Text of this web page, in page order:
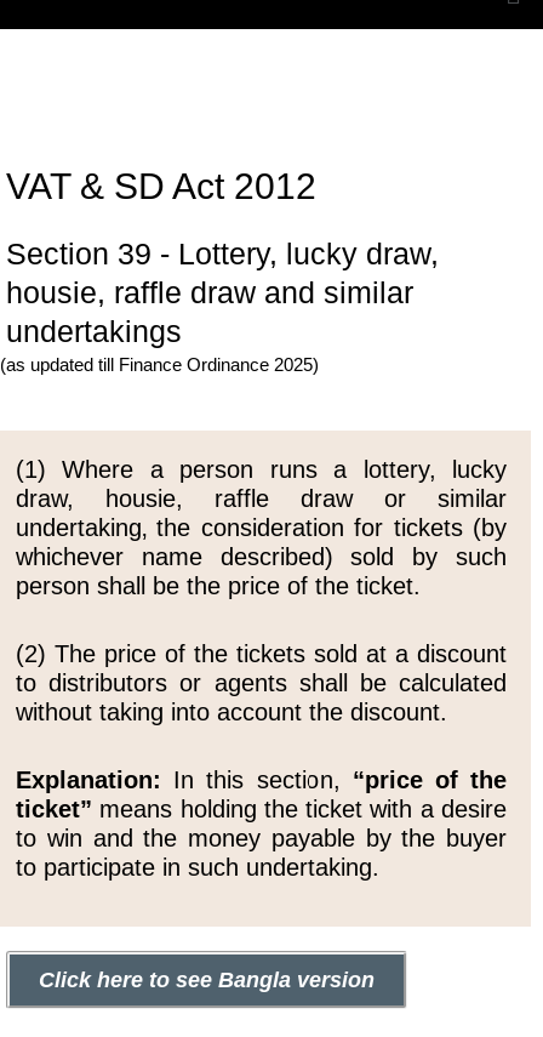
VAT & SD Act 2012
Section 39 - Lottery, lucky draw,
housie, raffle draw and similar
undertakings
(as updated till Finance Ordinance 2025)
(1) Where a person runs a lottery, lucky
draw, housie, raffle draw or similar
undertaking‚ the consideration for tickets (by
whichever name described) sold by such
person shall be the price of the ticket.
(2) The price of the tickets sold at a discount
to distributors or agents shall be calculated
without taking into account the discount.
Explanation: In this section, “price of the
ticket” means holding the ticket with a desire
to win and the money payable by the buyer
to participate in such undertaking.
Click here to see Bangla version